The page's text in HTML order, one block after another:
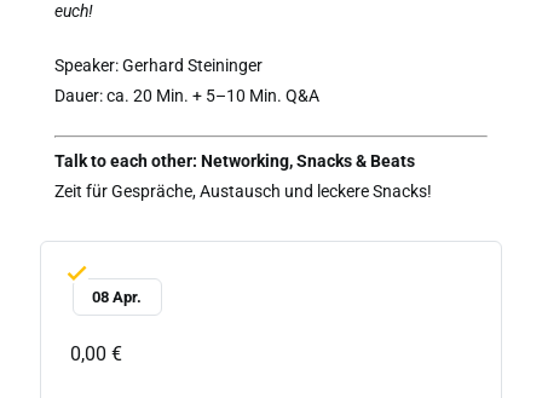
euch!
Speaker: Gerhard Steininger
Dauer: ca. 20 Min. + 5–10 Min. Q&A
Talk to each other: Networking, Snacks & Beats
Zeit für Gespräche, Austausch und leckere Snacks!
08 Apr.
0,00 €